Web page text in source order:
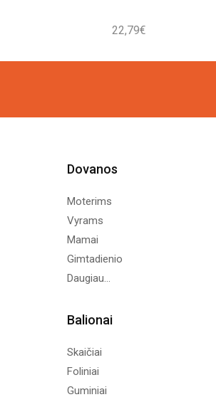
22,79€
Dovanos
Moterims
Vyrams
Mamai
Gimtadienio
Daugiau...
Balionai
Skaičiai
Foliniai
Guminiai